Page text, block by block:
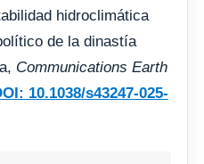
hidroclimática
de la dinastía
Communications Earth
10.1038/s43247-025-